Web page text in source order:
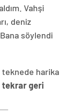
Vahşi
deniz
söylendi
teknede harika
tekrar geri